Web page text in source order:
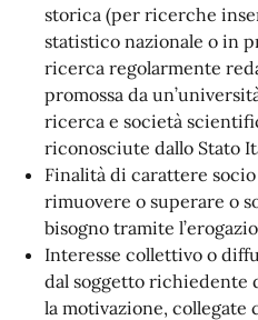
storica (per ricerche
statistico nazionale o in
ricerca regolarmente
promossa da
ricerca e società
riconosciute dallo Stato
Finalità di carattere
rimuovere o superare o
bisogno tramite
Interesse collettivo o
dal soggetto richiedente
la motivazione, collegate